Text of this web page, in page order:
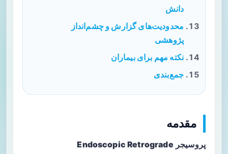
دانش
محدودیت‌های گزارش و چشم‌انداز
پژوهشی
نکته مهم برای بیماران
جمع‌بندی
مقدمه
پروسیجر Endoscopic Retrograde